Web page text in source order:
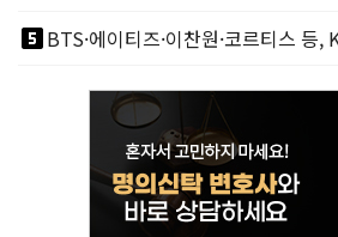
looks_5BTS·에이티즈·이찬원·코르티스 등